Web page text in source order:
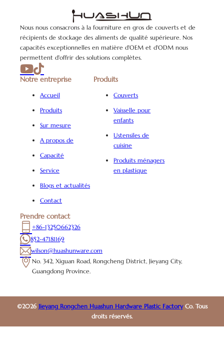
Nous nous consacrons à la fourniture en gros de couverts et de
récipients de stockage des aliments de qualité supérieure. Nos
capacités exceptionnelles en matière d'OEM et d'ODM nous
permettent d'offrir des solutions complètes.
Notre entreprise
Accueil
Produits
Sur mesure
A propos de
Capacité
Service
Blogs et actualités
Contact
Produits
Couverts
Vaisselle pour
enfants
Ustensiles de
cuisine
Produits ménagers
en plastique
Prendre contact
+86-13250662326
852-47181169
wilson@huashunware.com
No. 342, Xiguan Road, Rongcheng District, Jieyang City,
Guangdong Province.
©2026 Jieyang Rongchen Huashun Hardware Plastic FactoryCo. Tous
droits réservés.